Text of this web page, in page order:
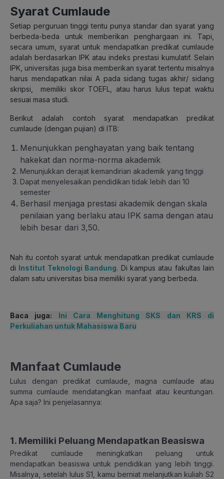
Syarat Cumlaude
Setiap perguruan tinggi tentu punya standar dan syarat yang
berbeda-beda untuk memberikan penghargaan ini. Tapi,
secara umum, syarat untuk mendapatkan predikat cumlaude
adalah berdasarkan IPK atau indeks prestasi kumulatif. Selain
IPK, universitas juga bisa memberikan syarat tertentu misalnya
harus mendapatkan nilai A pada sidang tugas akhir/ sidang
skripsi, memiliki skor TOEFL, atau harus lulus tepat waktu
sesuai masa studi.
Berikut adalah contoh syarat mendapatkan predikat
cumlaude (dengan pujian) di ITB:
Menunjukkan penghayatan yang baik tentang
hakekat dan norma-norma akademik
Menunjukkan derajat kemandirian akademik yang tinggi
Dapat menyelesaikan pendidikan tidak lebih dari 10
semester
Berhasil menjaga prestasi akademik dengan skala
penilaian yang berlaku atau IPK sama dengan atau
lebih besar dari 3,50.
Nah itu contoh syarat untuk mendapatkan predikat cumlaude
di Institut Teknologi Bandung. Di kampus atau fakultas lain
dalam satu universitas bisa memiliki syarat yang berbeda.
Baca juga: Ini Cara Menghitung SKS dan KRS di
Perkuliahan untuk Mahasiswa Baru
Manfaat Cumlaude
Lulus dengan predikat cumlaude, magna cumlaude atau
summa cumlaude mendatangkan manfaat atau keuntungan.
Apa saja? Ini penjelasannya:
1. Memiliki Peluang Mendapatkan Beasiswa
Predikat cumlaude meningkatkan peluang untuk
mendapatkan beasiswa untuk pendidikan yang lebih tinggi.
Misalnya, setelah lulus S1, kamu berniat melanjutkan kuliah S2